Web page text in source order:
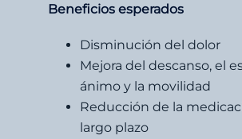
Beneficios esperados
Disminución del dolor
Mejora del descanso, el
ánimo y la movilidad
Reducción de la
largo plazo